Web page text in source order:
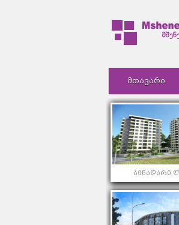
ᲛᲗᲐᲕᲐᲠᲘ
ბინადარი